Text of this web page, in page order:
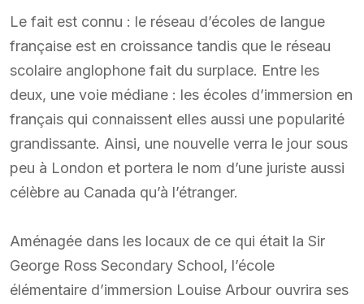
Le fait est connu : le réseau d’écoles de langue
française est en croissance tandis que le réseau
scolaire anglophone fait du surplace. Entre les
deux, une voie médiane : les écoles d’immersion en
français qui connaissent elles aussi une popularité
grandissante. Ainsi, une nouvelle verra le jour sous
peu à London et portera le nom d’une juriste aussi
célèbre au Canada qu’à l’étranger.
Aménagée dans les locaux de ce qui était la Sir
George Ross Secondary School, l’école
élémentaire d’immersion Louise Arbour ouvrira ses